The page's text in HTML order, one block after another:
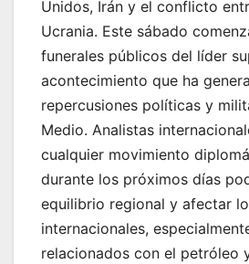
Unidos, Irán y el conflicto
Ucrania. Este sábado
funerales públicos del líder
acontecimiento que ha
repercusiones políticas y
Medio. Analistas
cualquier movimiento
durante los próximos días
equilibrio regional y afectar
internacionales,
relacionados con el petróleo